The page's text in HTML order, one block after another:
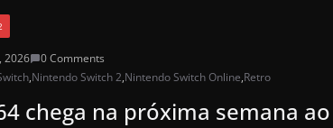
2026
0 Comments
,Nintendo Switch 2,Nintendo Switch Online,Retro
chega na próxima semana